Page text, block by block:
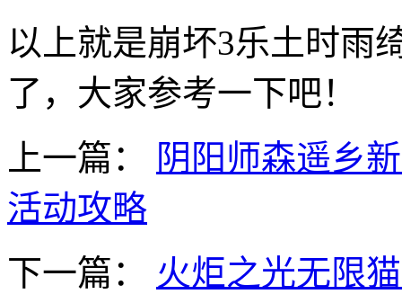
以上就是崩坏3乐土时雨
了，大家参考一下吧！
上一篇：
阴阳师森遥乡
活动攻略
下一篇：
火炬之光无限